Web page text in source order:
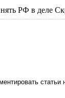
РФ в деле
статьи